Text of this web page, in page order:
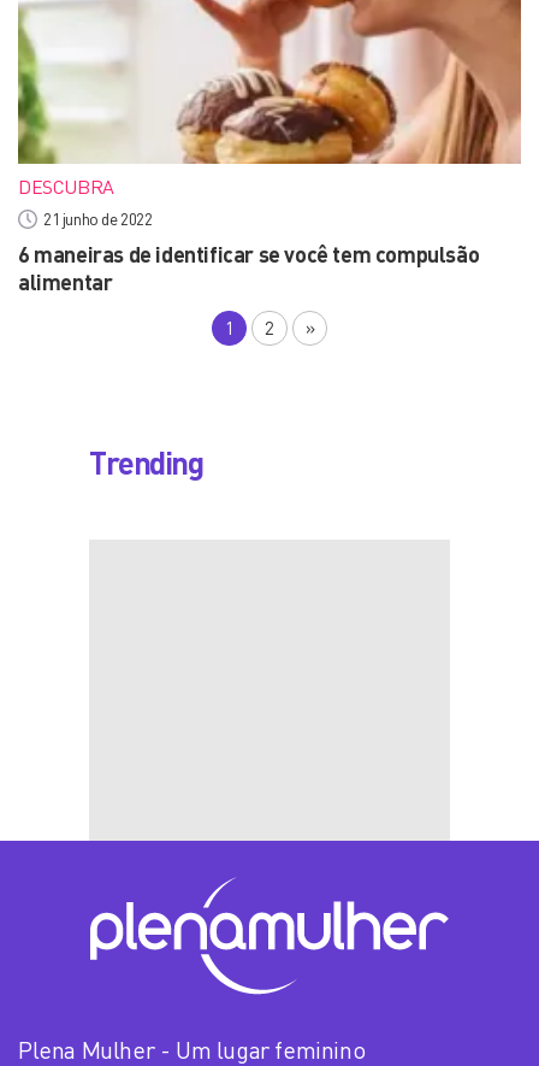
DESCUBRA
21 junho de 2022
6 maneiras de identificar se você tem compulsão
alimentar
1 2 »
Trending
Plena Mulher - Um lugar feminino